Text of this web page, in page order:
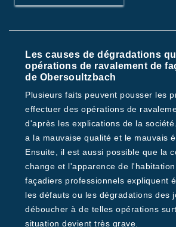
Les causes de dégradations
opérations de ravalement de
de Obersoultzbach
Plusieurs faits peuvent pousser les
effectuer des opérations de
d'après les explications de la
a la mauvaise qualité et le mauvais
Ensuite, il est aussi possible que la
change et l'apparence de
façadiers professionnels expliquent
les défauts ou les dégradations des
déboucher à de telles opérations
situation devient très grave.